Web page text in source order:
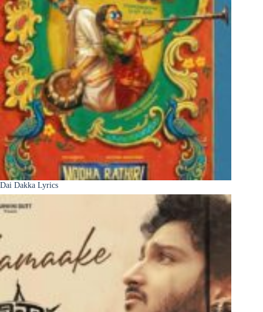
Dai Dakka Lyrics